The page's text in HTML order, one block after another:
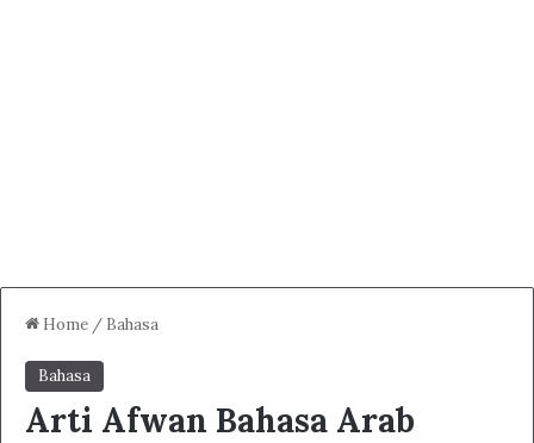
Home / Bahasa
Bahasa
Arti Afwan Bahasa Arab